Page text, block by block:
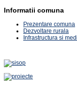
Informatii comuna
Prezentare comuna
Dezvoltare rurala
Infrastructura si